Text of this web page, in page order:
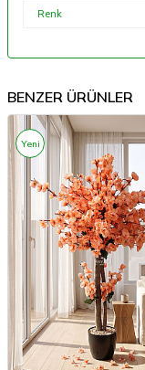
Renk
BENZER ÜRÜNLER
Yeni